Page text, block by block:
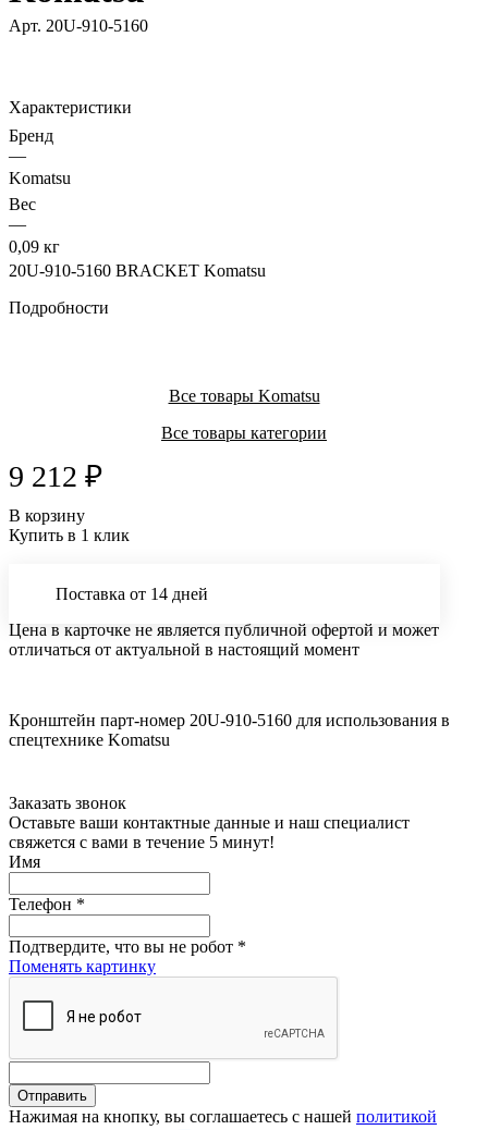
Арт. 20U-910-5160
Характеристики
Бренд
—
Komatsu
Вес
—
0,09 кг
20U-910-5160 BRACKET Komatsu
Подробности
Все товары Komatsu
Все товары категории
9 212 ₽
В корзину
Купить в 1 клик
Поставка от 14 дней
Цена в карточке не является публичной офертой и может
отличаться от актуальной в настоящий момент
Кронштейн парт-номер 20U-910-5160 для использования в
спецтехнике Komatsu
Заказать звонок
Оставьте ваши контактные данные и наш специалист
свяжется с вами в течение 5 минут!
Имя
Телефон *
Подтвердите, что вы не робот *
Поменять картинку
Нажимая на кнопку, вы соглашаетесь с нашей политикой